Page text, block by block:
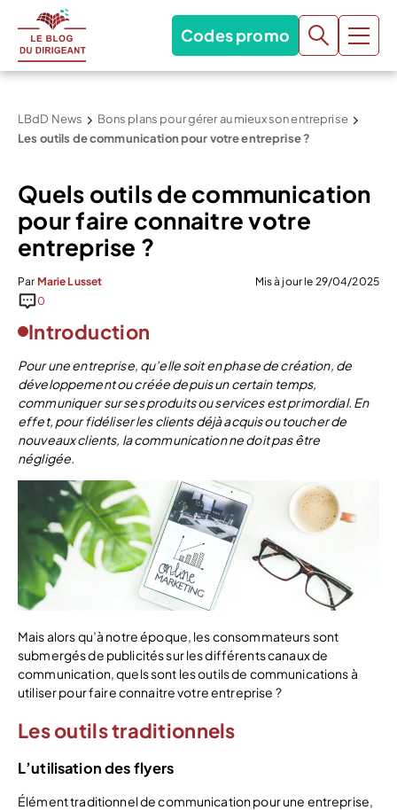
Codes promo
LBdD News
Bons plans pour gérer au mieux son entreprise
Les outils de communication pour votre entreprise ?
Quels outils de communication
pour faire connaitre votre
entreprise ?
Par Marie Lusset
Mis à jour le 29/04/2025
0
Introduction
Pour une entreprise, qu’elle soit en phase de création, de
développement ou créée depuis un certain temps,
communiquer sur ses produits ou services est primordial. En
effet, pour fidéliser les clients déjà acquis ou toucher de
nouveaux clients, la communication ne doit pas être
négligée.
Mais alors qu’à notre époque, les consommateurs sont
submergés de publicités sur les différents canaux de
communication, quels sont les outils de communications à
utiliser pour faire connaitre votre entreprise ?
Les outils traditionnels
L’utilisation des flyers
Élément traditionnel de communication pour une entreprise,